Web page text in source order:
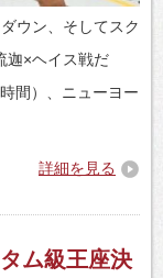
ウン、そしてスク
迦×ヘイス戦だ
間）、ニューヨー
詳細を見る
ム級王座決